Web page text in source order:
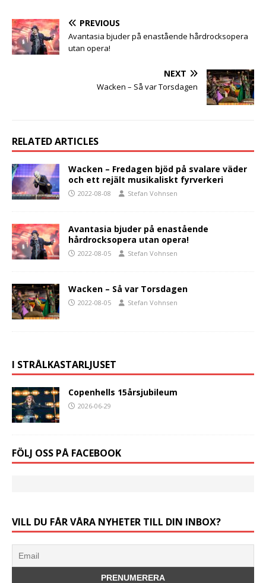
PREVIOUS
Avantasia bjuder på enastående hårdrocksopera
utan opera!
NEXT
Wacken – Så var Torsdagen
RELATED ARTICLES
Wacken – Fredagen bjöd på svalare väder
och ett rejält musikaliskt fyrverkeri
2022-08-08 Stefan Vohnsen
Avantasia bjuder på enastående
hårdrocksopera utan opera!
2022-08-05 Stefan Vohnsen
Wacken – Så var Torsdagen
2022-08-05 Stefan Vohnsen
I STRÅLKASTARLJUSET
Copenhells 15årsjubileum
2026-06-29
FÖLJ OSS PÅ FACEBOOK
VILL DU FÅR VÅRA NYHETER TILL DIN INBOX?